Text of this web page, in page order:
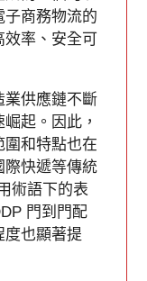
子商務物流的
率、安全可
業供應鏈不斷
起。因此，
和特點也在
際快遞等傳統
術語下的表
門到門配
度也顯著提